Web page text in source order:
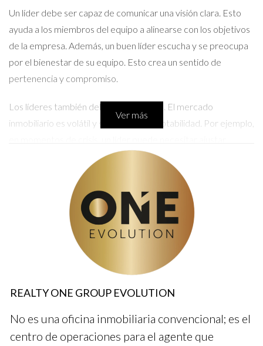
Un líder debe ser capaz de comunicar una visión clara. Esto
ayuda a los miembros del equipo a alinearse con los objetivos
de la empresa. Además, un buen líder escucha y se preocupa
por el bienestar de su equipo. Esto crea un sentido de
pertenencia y compromiso.
Los líderes también deben ser flexibles. El mercado
inmobiliario es volátil y se requiere adaptabilidad. Por ejemplo,
estrategias rápidamente para mantener la motivación del
LLAMAR AHORA
Caso 1: Estrategias Efectivas
En una agencia donde trabajé, el líder implementó sesiones
semanales de retroalimentación. Esto permitió que cada
miembro compartiera sus logros y desafíos. Como resultado,
ventas aumentaron un 30% en seis meses.
Ver más
REALTY ONE GROUP EVOLUTION
No es una oficina inmobiliaria convencional; es el
centro de operaciones para el agente que